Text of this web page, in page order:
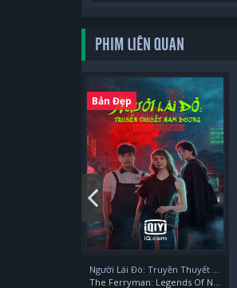
PHIM LIÊN QUAN
Bản Đẹp
Người Lái Đò: Truyền Thuyết Nam Dương
The Ferryman: Legends Of Nanyang